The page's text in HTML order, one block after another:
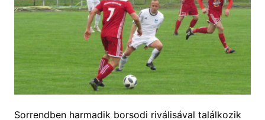
Sorrendben harmadik borsodi riválisával találkozik